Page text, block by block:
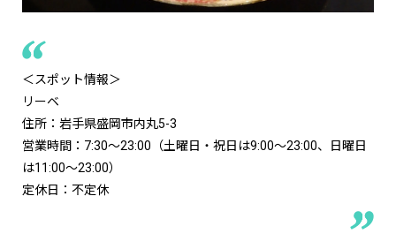
＜スポット情報＞
リーベ
住所：岩手県盛岡市内丸5-3
営業時間：7:30～23:00（土曜日・祝日は9:00～23:00、日曜日
は11:00～23:00）
定休日：不定休